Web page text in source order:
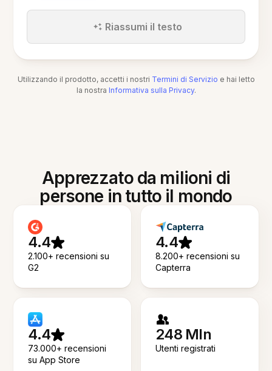
Riassumi il testo
Utilizzando il prodotto, accetti i nostri Termini di Servizio e hai letto
la nostra Informativa sulla Privacy.
Apprezzato da milioni di
persone in tutto il mondo
4.4
2.100+ recensioni su
G2
4.4
8.200+ recensioni su
Capterra
4.4
73.000+ recensioni
su App Store
248 Mln
Utenti registrati